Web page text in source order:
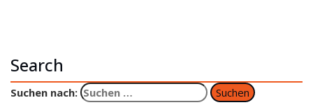
Search
Suchen nach: